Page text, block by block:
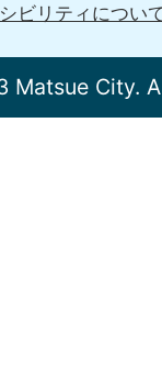
ビリティについ
Matsue City.